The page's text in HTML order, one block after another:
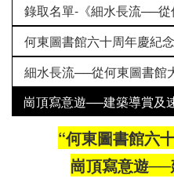
錄取名單-《細水長流──從
何東圖書館六十周年慶紀
細水長流──從何東圖書館
崗頂寫意遊──建築導賞及
“何東圖書館六
崗頂寫意遊